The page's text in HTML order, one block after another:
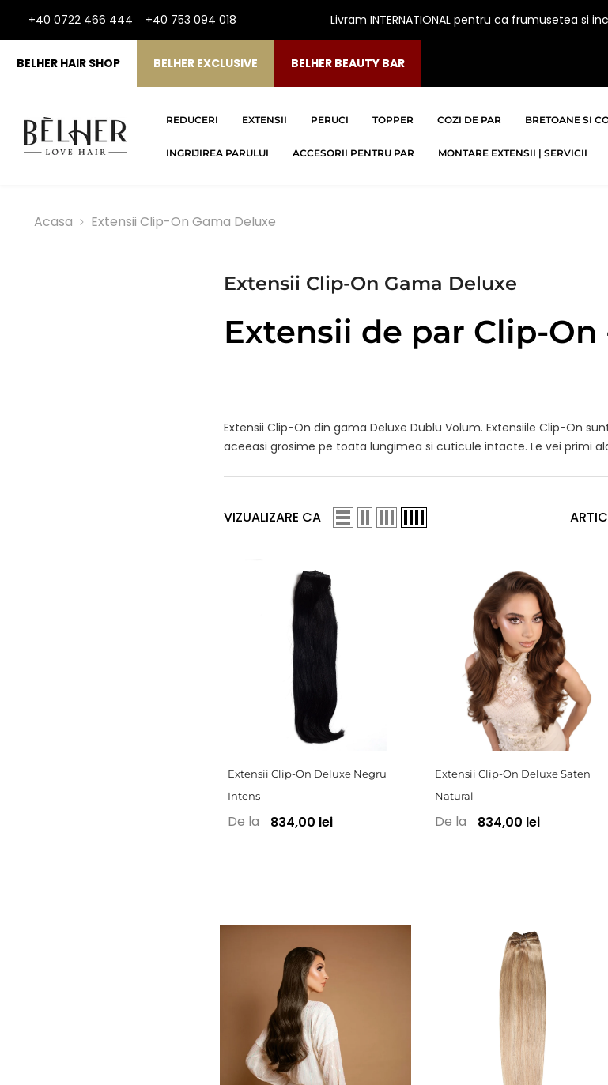
+40 0722 466 444 +40 753 094 018 Livram INTERNATIONAL pentru ca frumusetea si
BELHER HAIR SHOP BELHER EXCLUSIVE BELHER BEAUTY BAR
REDUCERI EXTENSII PERUCI TOPPER COZI DE PAR BRETOANE SI
INGRIJIREA PARULUI ACCESORII PENTRU PAR MONTARE EXTENSII | SERVICII
Acasa Extensii Clip-On Gama Deluxe
Extensii Clip-On Gama Deluxe
Extensii de par Clip-On
Extensii Clip-On din gama Deluxe Dublu Volum. Extensiile Clip-On
aceeasi grosime pe toata lungimea si cuticule intacte. Le vei primi
VIZUALIZARE CA
Extensii Clip-On Deluxe Negru
Intens
De la 834,00 lei
Extensii Clip-On Deluxe Saten
Natural
De la 834,00 lei